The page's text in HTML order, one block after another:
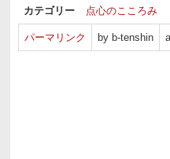
カテゴリー 点心のこころみ
パーマリンク by b-tenshin